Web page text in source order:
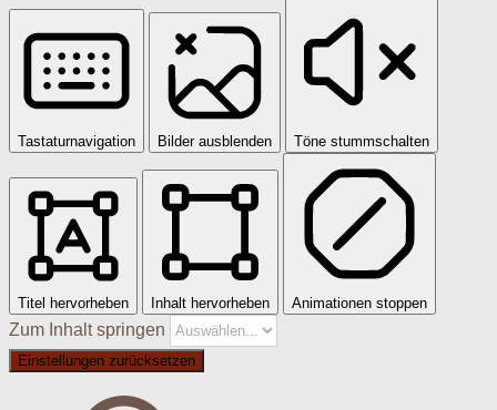
Tastaturnavigation Bilder ausblenden Töne stummschalten
Titel hervorheben Inhalt hervorheben Animationen stoppen
Zum Inhalt springen
Einstellungen zurücksetzen